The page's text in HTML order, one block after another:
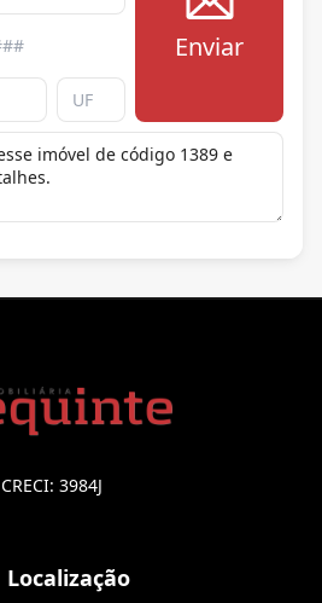
Enviar
CRECI: 3984J
Localização